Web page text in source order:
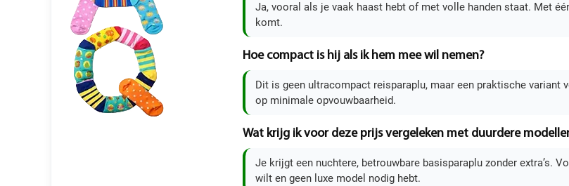
Ja, vooral als je vaak haast hebt of met volle handen staat. Met
komt.
Hoe compact is hij als ik hem mee wil nemen?
Dit is geen ultracompact reisparaplu, maar een praktische
op minimale opvouwbaarheid.
Wat krijg ik voor deze prijs vergeleken met duurdere
Je krijgt een nuchtere, betrouwbare basisparaplu zonder extra’s.
wilt en geen luxe model nodig hebt.